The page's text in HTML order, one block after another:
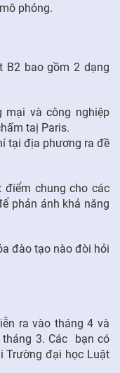
phỏng.
B2 bao gồm 2 dạng
mại và công nghiệp
taị Paris.
tại địa phương ra đề
điểm chung cho các
phản ánh khả năng
đào tạo nào đòi hỏi
ra vào tháng 4 và
3. Các bạn có
Trường đại học Luật